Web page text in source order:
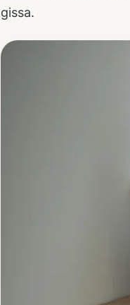
gissa.